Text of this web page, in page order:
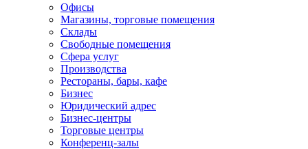
Офисы
Магазины, торговые помещения
Склады
Свободные помещения
Сфера услуг
Производства
Рестораны, бары, кафе
Бизнес
Юридический адрес
Бизнес-центры
Торговые центры
Конференц-залы